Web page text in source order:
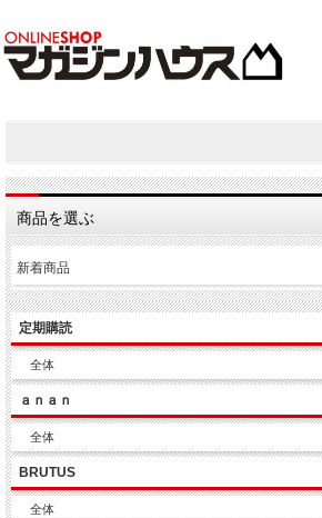
商品を選ぶ
新着商品
定期購読
全体
ａｎａｎ
全体
BRUTUS
全体